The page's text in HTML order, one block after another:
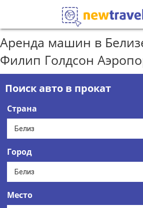
Аренда машин в
Филип Голдсон
Поиск авто в прокат
Страна
Город
Место